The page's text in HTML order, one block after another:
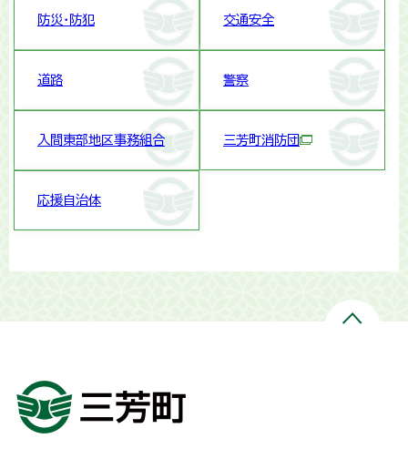
防災・防犯 交通安全
道路 警察
入間東部地区事務組合 三芳町消防団
応援自治体